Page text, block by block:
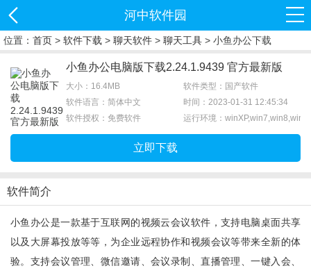
河中软件园
位置： 首页 > 软件下载 > 聊天软件 > 聊天工具 > 小鱼办公下载
小鱼办公电脑版下载2.24.1.9439 官方最新版
大小：16.4MB
软件类型：国产软件
软件语言：简体中文
时间：2023-01-31 12:45:34
软件授权：免费软件
运行环境：
立即下载
软件简介
小鱼办公是一款基于互联网的视频云会议软件，支持电脑桌面共享
以及大屏幕投放等等，为企业远程协作和视频会议等带来全新的体
验。支持会议管理、微信邀请、会议录制、直播管理、一键入会、